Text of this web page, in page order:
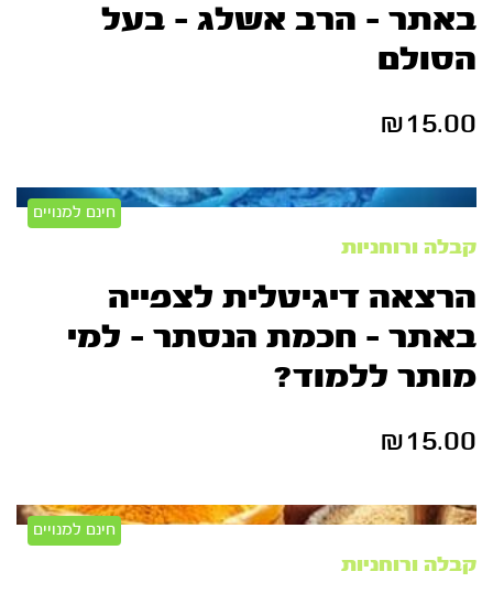
באתר – הרב אשלג – בעל
הסולם
₪15.00
חינם למנויים
קבלה ורוחניות
הרצאה דיגיטלית לצפייה
באתר – חכמת הנסתר – למי
מותר ללמוד?
₪15.00
חינם למנויים
קבלה ורוחניות